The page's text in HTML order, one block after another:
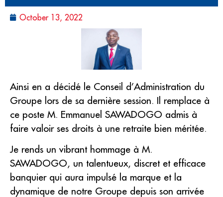
October 13, 2022
Ainsi en a décidé le Conseil d’Administration du
Groupe lors de sa dernière session. Il remplace à
ce poste M. Emmanuel SAWADOGO admis à
faire valoir ses droits à une retraite bien méritée.
Je rends un vibrant hommage à M.
SAWADOGO, un talentueux, discret et efficace
banquier qui aura impulsé la marque et la
dynamique de notre Groupe depuis son arrivée